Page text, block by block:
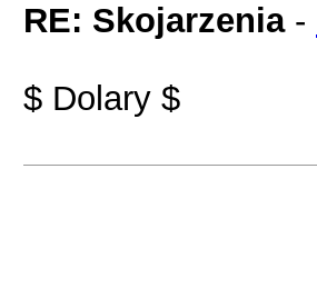
RE: Skojarzenia-
$ Dolary $